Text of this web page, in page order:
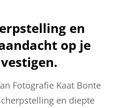
en
op je
Fotografie Kaat Bonte
en diepte